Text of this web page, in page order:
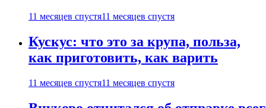
11 месяцев спустя11 месяцев спустя
Кускус: что это за крупа, польза,
как приготовить, как варить
11 месяцев спустя11 месяцев спустя